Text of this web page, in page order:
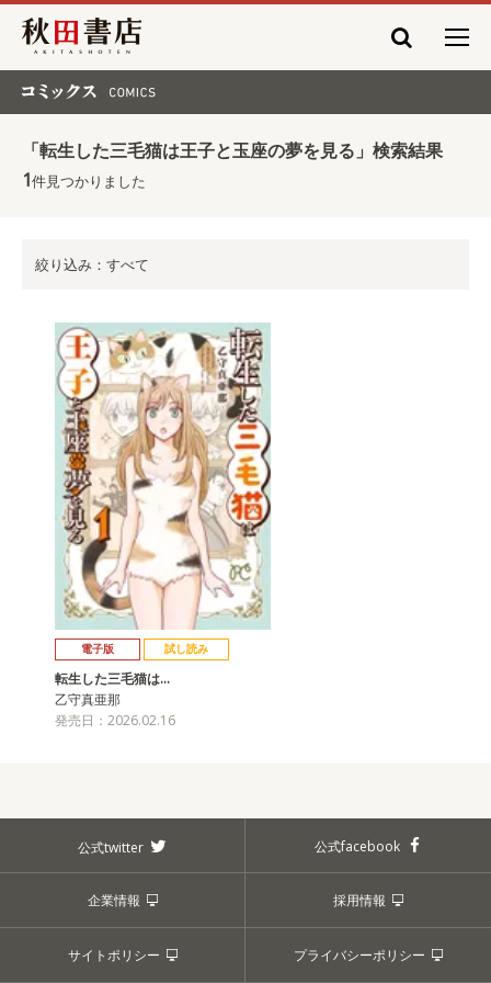
秋田書店
「転生した三毛猫は王子と玉座の夢を見る」検索結果
1件見つかりました
絞り込み：すべて
電子版 試し読み
転生した三毛猫は…
乙守真亜那
発売日：2026.02.16
公式twitter 公式facebook
企業情報 採用情報
サイトポリシー プライバシーポリシー